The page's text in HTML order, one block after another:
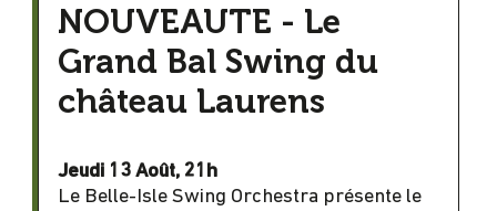
NOUVEAUTE - Le
Grand Bal Swing du
château Laurens
Jeudi 13 Août, 21h
Le Belle-Isle Swing Orchestra présente le